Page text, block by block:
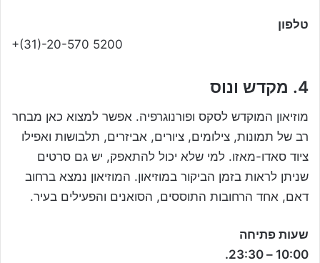
טלפון
+(31)-20-570 5200
4. מקדש ונוס
מוזיאון המוקדש לסקס ופורנוגרפיה. אפשר למצוא כאן מבחר
רב של תמונות, צילומים, ציורים, אביזרים, תלבושות ואפילו
ציוד סאדו-מאזו. למי שלא יכול להתאפק, יש גם סרטים
שניתן לראות בזמן הביקור במוזיאון. המוזיאון נמצא ברחוב
דאם, אחד הרחובות התוססים, הסואנים והפעילים בעיר.
שעות פתיחה
10:00 – 23:30.